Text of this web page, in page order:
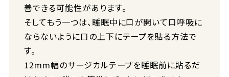
善できる可能性があります。
そしてもう一つは、睡眠中に口が開いて口呼吸に
ならないように口の上下にテープを貼る方法で
す。
12mm幅のサージカルテープを睡眠前に貼るだ